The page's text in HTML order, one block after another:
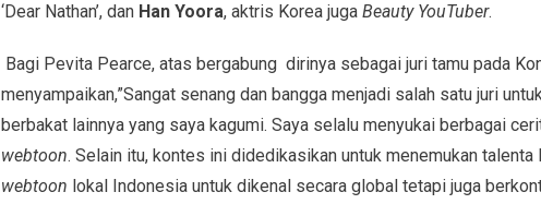
‘Dear Nathan’, dan Han Yoora, aktris Korea juga Beauty YouTuber.
Bagi Pevita Pearce, atas bergabung dirinya sebagai juri tamu pada
menyampaikan,”Sangat senang dan bangga menjadi salah satu juri
berbakat lainnya yang saya kagumi. Saya selalu menyukai berbagai
webtoon. Selain itu, kontes ini didedikasikan untuk menemukan
webtoon lokal Indonesia untuk dikenal secara global tetapi juga